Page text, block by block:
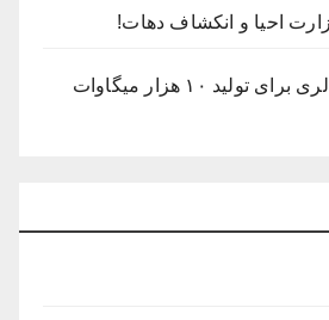
احیا و انکشاف دهات!
قرارداد ۱۰ میلیارد دالری برای تولید ۱۰ هزار میگاوات